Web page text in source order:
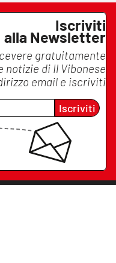
Iscriviti
alla Newsletter
gratuitamente
notizie di Il Vibonese
email e iscriviti
Iscriviti